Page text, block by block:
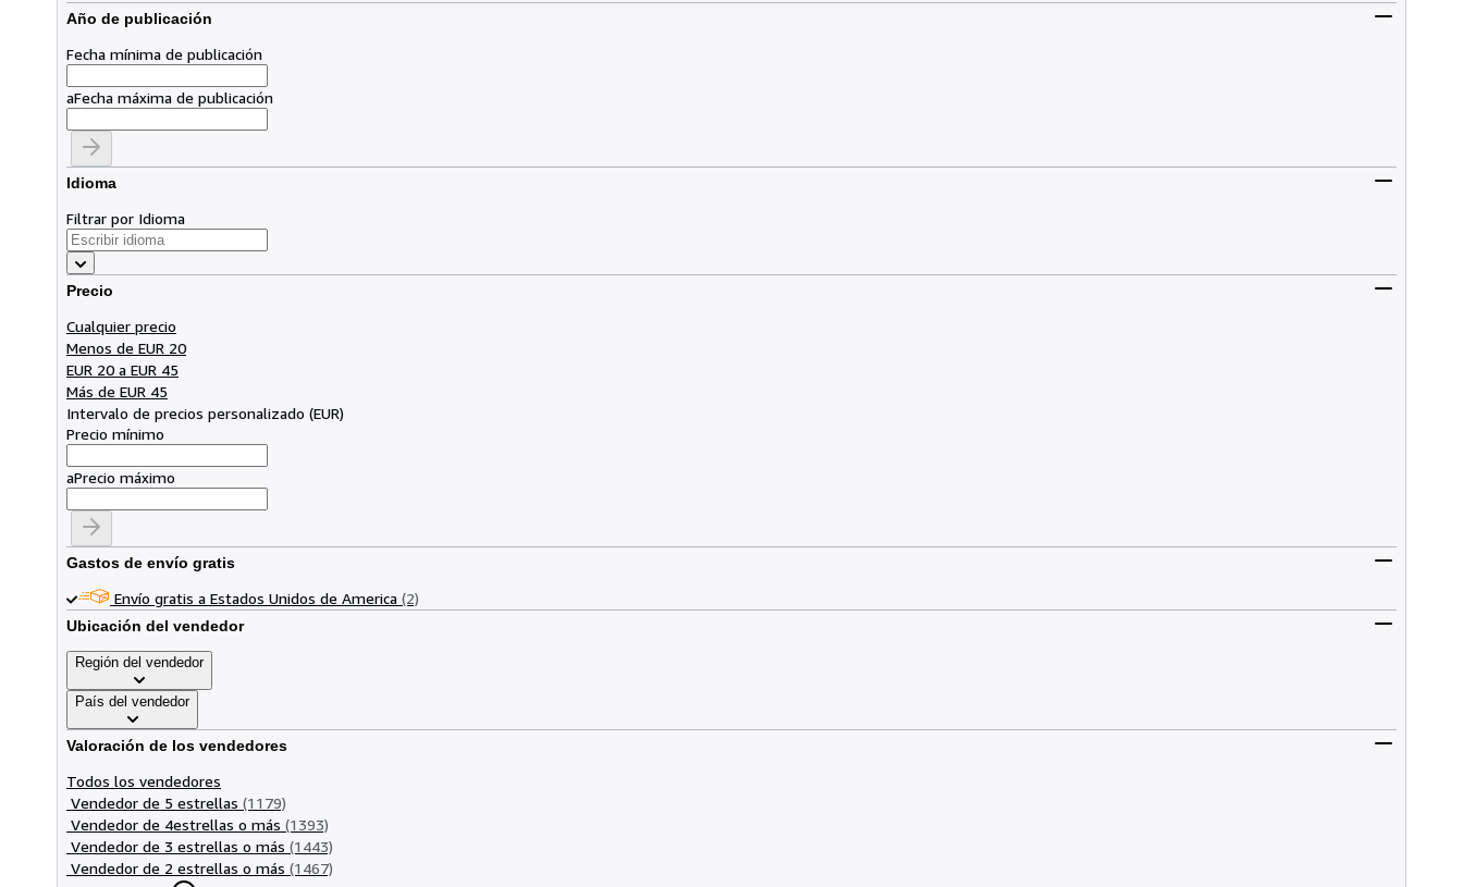
Año de publicación
Fecha mínima de publicación
aFecha máxima de publicación
Idioma
Filtrar por Idioma
Precio
Cualquier precio
Menos de EUR 20
EUR 20 a EUR 45
Más de EUR 45
Intervalo de precios personalizado (EUR)
Precio mínimo
aPrecio máximo
Gastos de envío gratis
Envío gratis a Estados Unidos de America (2)
Ubicación del vendedor
Región del vendedor
País del vendedor
Valoración de los vendedores
Todos los vendedores
Vendedor de 5 estrellas (1179)
Vendedor de 4estrellas o más (1393)
Vendedor de 3 estrellas o más (1443)
Vendedor de 2 estrellas o más (1467)